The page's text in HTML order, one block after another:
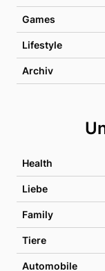
Games
Lifestyle
Archiv
Health
Liebe
Family
Tiere
Automobile